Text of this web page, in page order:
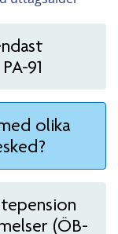
91
olika
(ÖB-